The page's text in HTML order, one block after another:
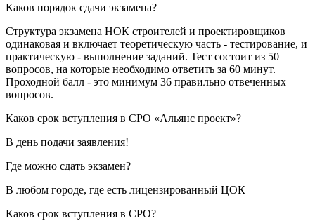
Каков порядок сдачи экзамена?
Структура экзамена НОК строителей и проектировщиков
одинаковая и включает теоретическую часть - тестирование, и
практическую - выполнение заданий. Тест состоит из 50
вопросов, на которые необходимо ответить за 60 минут.
Проходной балл - это минимум 36 правильно отвеченных
вопросов.
Каков срок вступления в СРО «Альянс проект»?
В день подачи заявления!
Где можно сдать экзамен?
В любом городе, где есть лицензированный ЦОК
Каков срок вступления в СРО?